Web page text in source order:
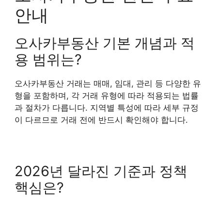
안내
오사카부동산 기본 개념과 적
용 범위는?
오사카부동산 거래는 매매, 임대, 관리 등 다양한 유
형을 포함하며, 각 거래 유형에 따라 적용되는 법률
과 절차가 다릅니다. 지역별 특성에 따라 세부 규정
이 다르므로 거래 전에 반드시 확인해야 합니다.
2026년 달라진 기준과 정책
핵심은?